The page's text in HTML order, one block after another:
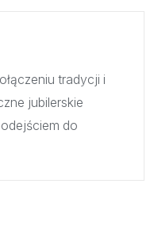
tradycji i
jubilerskie
do